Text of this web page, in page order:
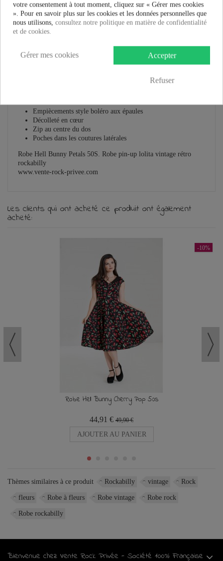
En savoir plus
Fiche technique
Marque
Empiècements style boléro aux épaules
Décolleté en cœur
Zip au centre du dos
Poches dans les coutures latérales
Robe Hell Bunny Petals 50S. Robe pin-up lolita vintage rétro
rockabilly
www.vente-rock-privee.com
Les clients qui ont acheté ce produit ont également
acheté:
-10%
Robe Hell Bunny Cherry Pop 50s
44,91 € 49,90 €
AJOUTER AU PANIER
Thèmes similaires à ce produit Rockabilly vintage Rock
fleurs Robe à fleurs Robe vintage Robe rock
Robe rockabilly
Bienvenue chez Vente Rock Privée - Société 100% Française
votre consentement à tout moment, cliquez sur « Gérer mes cookies
». Pour en savoir plus sur les cookies et les données personnelles que
nous utilisons, consultez notre politique en matière de confidentialité
et de cookies.
Accepter
Refuser
Gérer mes cookies